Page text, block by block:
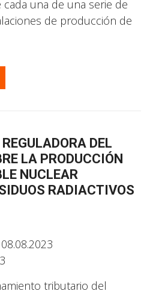
una de una serie de
de producción de
DEL
LA PRODUCCIÓN
NUCLEAR
RADIACTIVOS
08.08.2023
tributario del